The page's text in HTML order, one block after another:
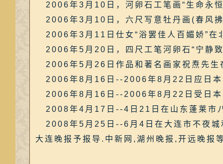
2006年3月10日，河卵石工笔画“生命永
2006年3月10日，六尺写意牡丹画(春风
2006年3月11日仕女“浴罢佳人百媚娇”在
2006年5月20日，四尺工笔河卵石“宁静
2006年5月26日作品和著名画家祝焘先生
2006年8月16日--2006年8月22日应日本
2006年8月16日--2006年8月22日受日本
2008年4月17日--4日21日在山东蓬莱市
2008年5月25日--6月4日在大连市不夜城
大连晚报予报导.中新网,湖州晚报,开远晚报